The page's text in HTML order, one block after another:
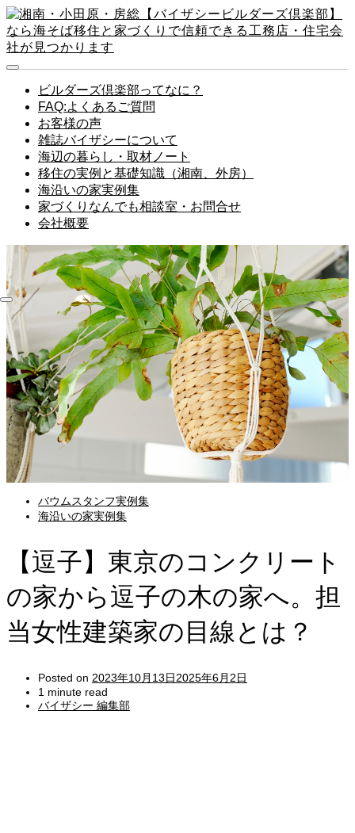
ビルダーズ倶楽部ってなに？
FAQ:よくあるご質問
お客様の声
雑誌バイザシーについて
海辺の暮らし・取材ノート
移住の実例と基礎知識（湘南、外房）
海沿いの家実例集
家づくりなんでも相談室・お問合せ
会社概要
バウムスタンフ実例集
海沿いの家実例集
【逗子】東京のコンクリート
の家から逗子の木の家へ。担
当女性建築家の目線とは？
Posted on 2023年10月13日2025年6月2日
1 minute read
バイザシー 編集部